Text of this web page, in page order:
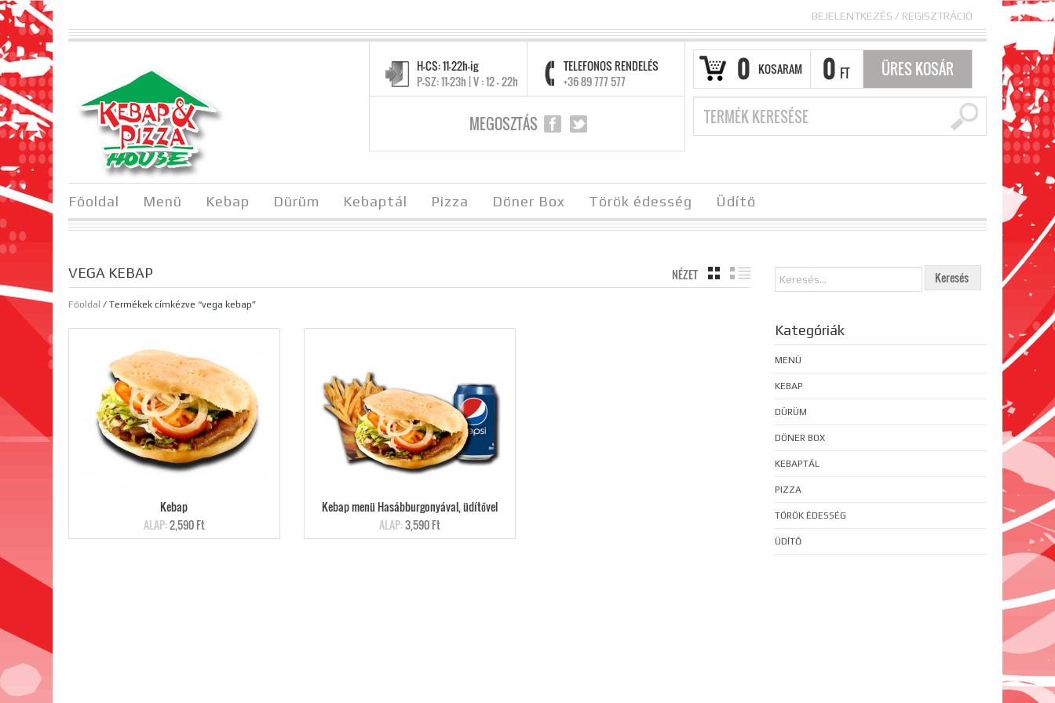
BEJELENTKEZÉS / REGISZTRÁCIÓ
0 KOSARAM 0 FT ÜRES KOSÁR
H-CS: 11-22h-ig
P-SZ: 11-23h | V : 12 - 22h
TELEFONOS RENDELÉS
+36 89 777 577
MEGOSZTÁS
Főoldal Menü Kebap Dürüm Kebaptál Pizza Döner Box Török édesség Üdítő
VEGA KEBAP NÉZET TÁBLÁZAT
Főoldal / Termékek címkézve “vega kebap”
Kebap
ALAP:2,590 Ft
Kebap menü Hasábburgonyával, üdítővel
ALAP:3,590 Ft
Kategóriák
MENÜ
KEBAP
DÜRÜM
DÖNER BOX
KEBAPTÁL
PIZZA
TÖRÖK ÉDESSÉG
ÜDÍTŐ